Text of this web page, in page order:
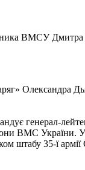
ВМСУ
Олександра
генерал-
ВМС України.
35-ї армії